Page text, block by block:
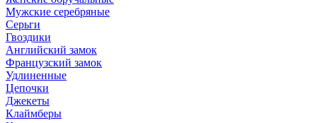
Мужские серебряные
Серьги
Гвоздики
Английский замок
Французский замок
Удлиненные
Цепочки
Джекеты
Клаймберы